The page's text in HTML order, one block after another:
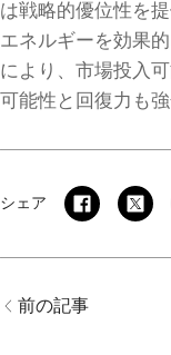
は戦略的優位性を
エネルギーを効果
により、市場投入
可能性と回復力も強
シェア
前の記事